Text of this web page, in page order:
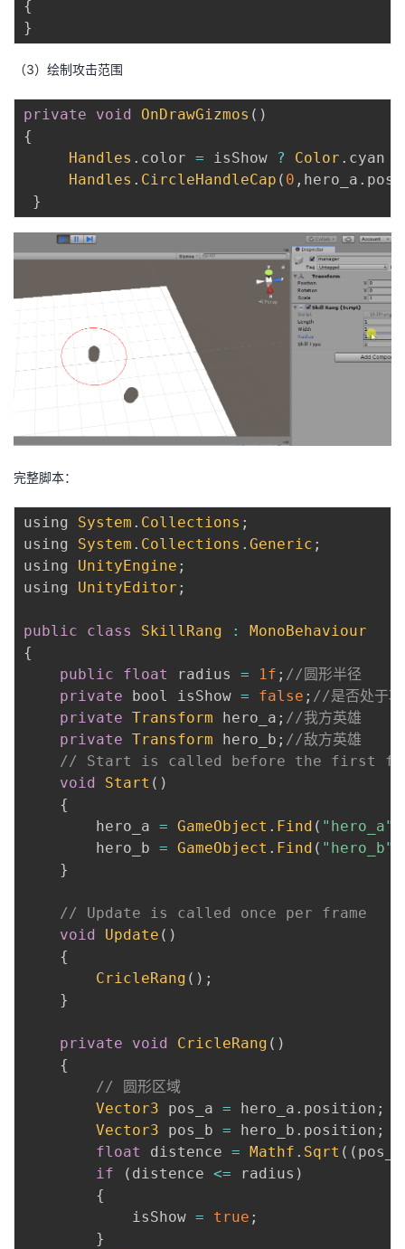
{
}
（3）绘制攻击范围
private void OnDrawGizmos ( )
{
Handles . color = isShow ? Color . cyan
Handles . CircleHandleCap ( 0 , hero_a .
}
完整脚本：
using System . Collections ;
using System . Collections . Generic ;
using UnityEngine ;
using UnityEditor ;
public class SkillRang :
MonoBehaviour
{
public
float radius = 1f ; //圆形半径
private bool isShow = false ; //是否处于攻
private Transform hero_a ; //我方英雄
private Transform hero_b ; //敌方英雄
// Start is called before the first
void
Start ( )
{
        hero_a
= GameObject . Find ( "hero_a"
        hero_b
= GameObject . Find ( "hero_b"
}
// Update is called once per frame
void
Update ( )
{
CricleRang ( ) ;
}
private void CricleRang ( )
{
// 圆形区域
Vector3 pos_a = hero_a . position ;
Vector3 pos_b = hero_b . position ;
float
distence = Mathf . Sqrt ( ( pos_a
if
( distence <= radius )
{
            isShow
= true ;
}